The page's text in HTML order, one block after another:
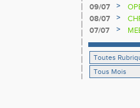
09/07
>
08/07
>
07/07
>